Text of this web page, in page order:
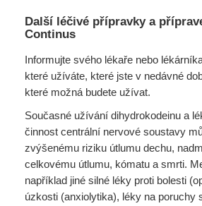
Další léčivé přípravky a
Continus
Informujte svého lékaře nebo
které užíváte, které jste v nedávné
které možná budete užívat.
Současné užívání dihydrokodeinu a
činnost centrální nervové soustavy
zvýšenému riziku útlumu dechu,
celkovému útlumu, kómatu a smrti.
například jiné silné léky proti bolesti
úzkosti (anxiolytika), léky na poruchy